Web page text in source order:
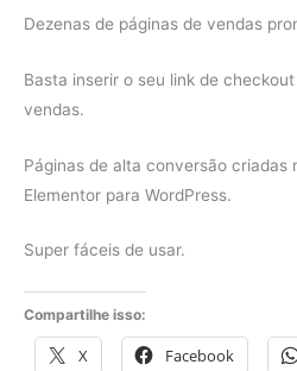
Dezenas de páginas de vendas
Basta inserir o seu link de
vendas.
Páginas de alta conversão criadas
Elementor para WordPress.
Super fáceis de usar.
Compartilhe isso:
X Facebook